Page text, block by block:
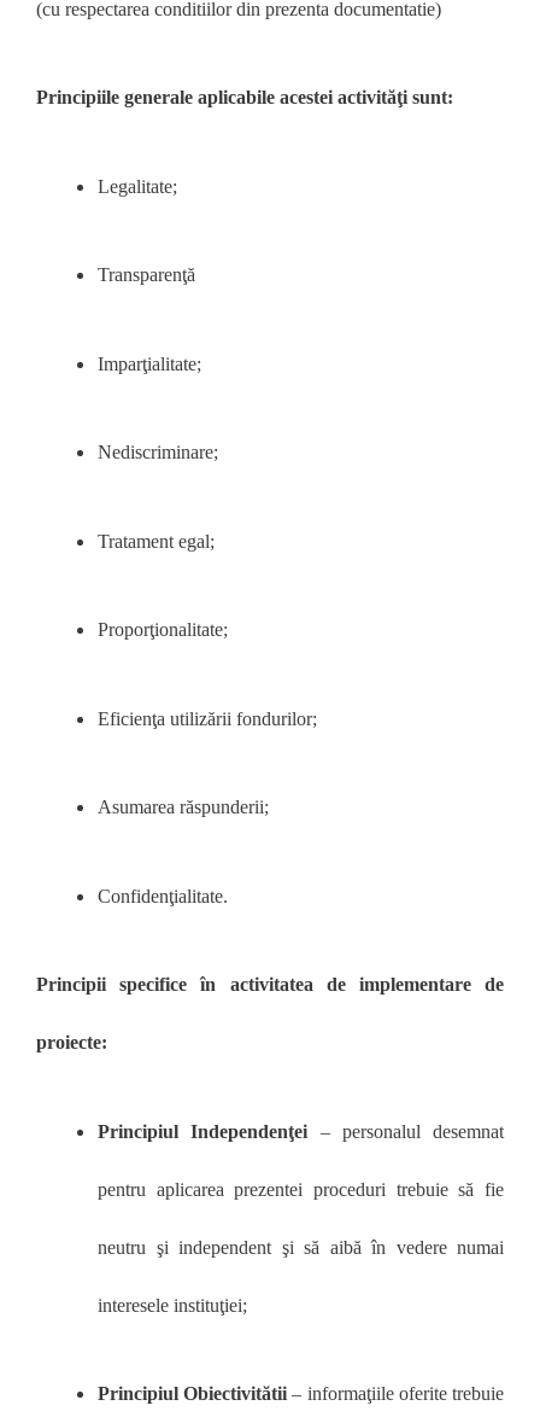
(cu respectarea conditiilor din prezenta documentatie)
Principiile generale aplicabile acestei activităţi sunt:
Legalitate;
Transparenţă
Imparţialitate;
Nediscriminare;
Tratament egal;
Proporţionalitate;
Eficienţa utilizării fondurilor;
Asumarea răspunderii;
Confidenţialitate.
Principii specifice în activitatea de implementare de
proiecte:
Principiul Independenţei – personalul desemnat
pentru aplicarea prezentei proceduri trebuie să fie
neutru şi independent şi să aibă în vedere numai
interesele instituţiei;
Principiul Obiectivitătii– informaţiile oferite trebuie